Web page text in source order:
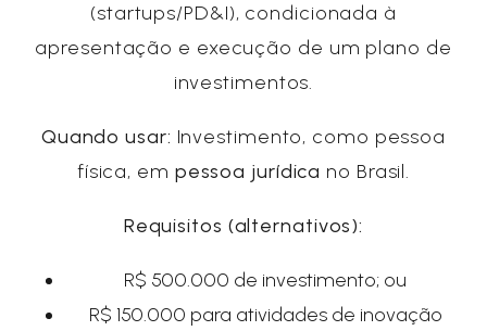
(startups/PD&I), condicionada à
apresentação e execução de um plano de
investimentos.
Quando usar: Investimento, como pessoa
física, em pessoa jurídica no Brasil.
Requisitos (alternativos):
R$ 500.000 de investimento; ou
R$ 150.000 para atividades de inovação